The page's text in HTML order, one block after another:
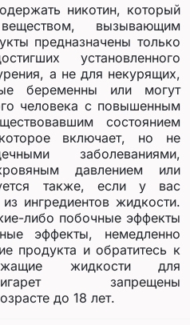
никотин, который
вызывающим
предназначены только
установленного
а не для некурящих,
беременны или могут
человека с повышенным
состоянием
включает, но не
заболеваниями,
давлением или
также, если у вас
ингредиентов жидкости.
либо побочные эффекты
эффекты, немедленно
продукта и обратитесь к
жидкости для
запрещены
до 18 лет.